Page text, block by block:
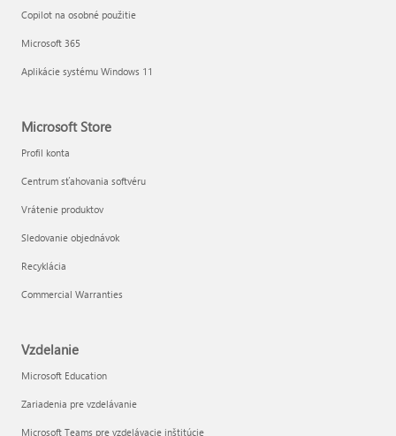
Copilot na osobné použitie
Microsoft 365
Aplikácie systému Windows 11
Microsoft Store
Profil konta
Centrum sťahovania softvéru
Vrátenie produktov
Sledovanie objednávok
Recyklácia
Commercial Warranties
Vzdelanie
Microsoft Education
Zariadenia pre vzdelávanie
Microsoft Teams pre vzdelávacie inštitúcie